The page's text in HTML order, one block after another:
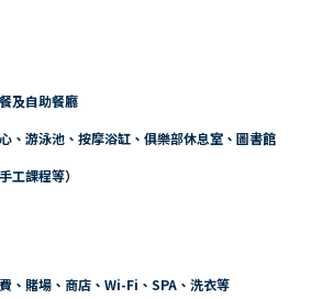
及自助餐廳
、游泳池、按摩浴缸、俱樂部休息室、圖書館
工課程等）
、賭場、商店、Wi-Fi、SPA、洗衣等